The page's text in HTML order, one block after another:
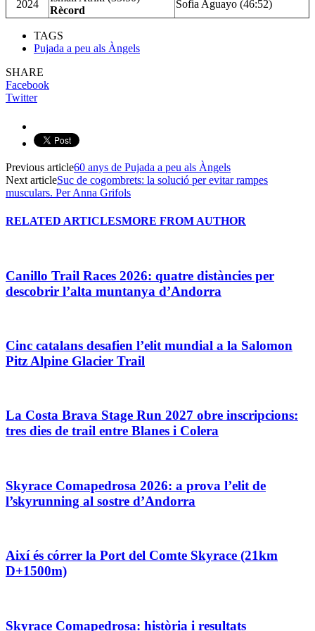
2024
Rècord
Sofia Aguayo (46:52)
TAGS
Pujada a peu als Àngels
SHARE
Facebook
Twitter
Previous article60 anys de Pujada a peu als Àngels
Next articleSuc de cogombrets: la solució per evitar rampes
musculars. Per Anna Grifols
RELATED ARTICLESMORE FROM AUTHOR
Canillo Trail Races 2026: quatre distàncies per
descobrir l’alta muntanya d’Andorra
Cinc catalans desafien l’elit mundial a la Salomon
Pitz Alpine Glacier Trail
La Costa Brava Stage Run 2027 obre inscripcions:
tres dies de trail entre Blanes i Colera
Skyrace Comapedrosa 2026: a prova l’elit de
l’skyrunning al sostre d’Andorra
Així és córrer la Port del Comte Skyrace (21km
D+1500m)
Skyrace Comapedrosa: història i resultats